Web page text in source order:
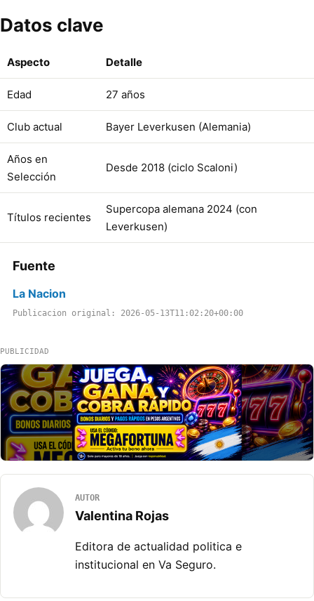
Datos clave
Aspecto Detalle
Edad 27 años
Club actual Bayer Leverkusen (Alemania)
Años en
Selección
Desde 2018 (ciclo Scaloni)
Títulos recientes
Supercopa alemana 2024 (con
Leverkusen)
Fuente
La Nacion
Publicacion original: 2026-05-13T11:02:20+00:00
PUBLICIDAD
AUTOR
Valentina Rojas
Editora de actualidad politica e
institucional en Va Seguro.